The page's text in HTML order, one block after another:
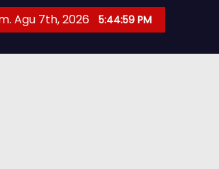
Agu 7th, 2026 5:45:00 PM